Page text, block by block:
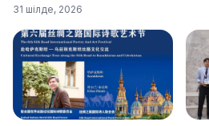
31 шілде, 2026